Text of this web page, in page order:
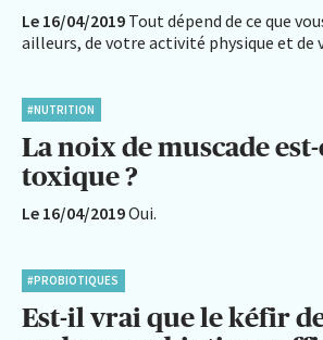
Le 16/04/2019 Tout dépend de ce que
ailleurs, de votre activité physique et de
#NUTRITION
La noix de muscade
toxique ?
Le 16/04/2019Oui.
#PROBIOTIQUES
Est-il vrai que le kéfir